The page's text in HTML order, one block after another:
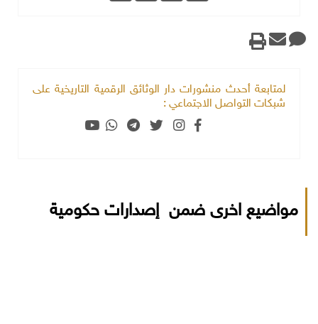
لمتابعة أحدث منشورات دار الوثائق الرقمية التاريخية على
شبكات التواصل الاجتماعي :
مواضيع اخرى ضمن إصدارات حكومية